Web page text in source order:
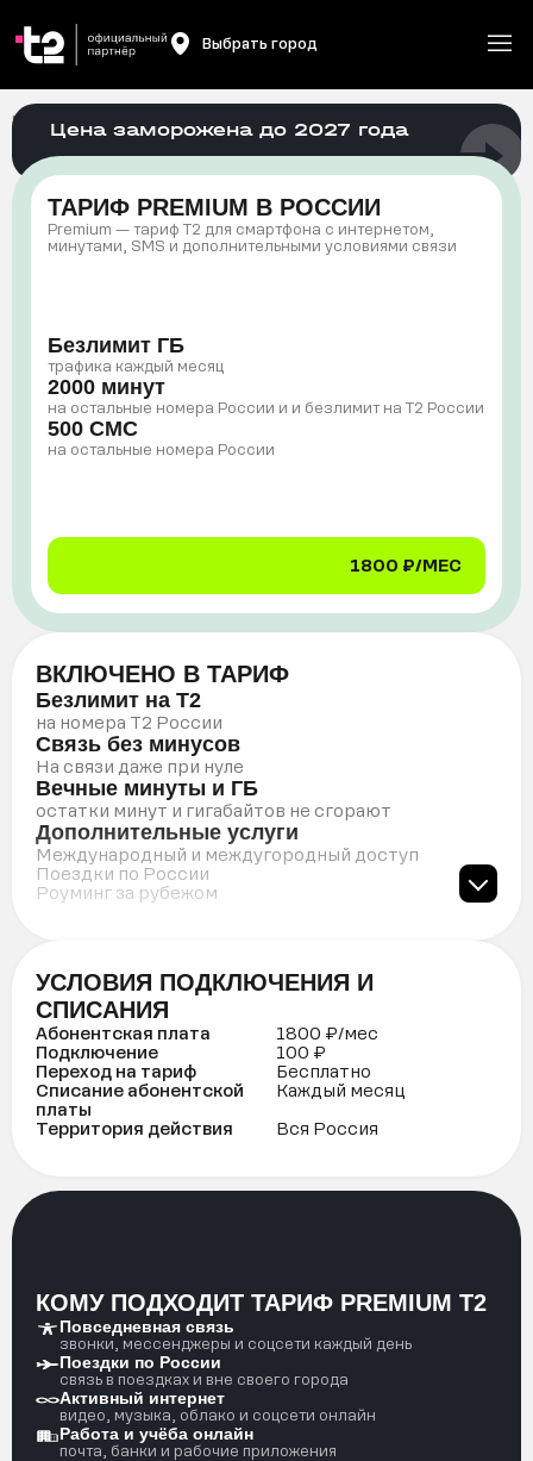
Выбрать город
ГлавнаяЦена заморожена до 2027 года
ТАРИФ PREMIUM В РОССИИ
Premium — тариф Т2 для смартфона с интернетом,
минутами, SMS и дополнительными условиями связи
Безлимит ГБ
трафика каждый месяц
2000 минут
на остальные номера России и и безлимит на T2 России
500 СМС
на остальные номера России
1800 ₽/МЕС
ВКЛЮЧЕНО В ТАРИФ
Безлимит на Т2
на номера Т2 России
Связь без минусов
На связи даже при нуле
Вечные минуты и ГБ
остатки минут и гигабайтов не сгорают
Дополнительные услуги
Международный и междугородный доступ
Поездки по России
Роуминг за рубежом
УСЛОВИЯ ПОДКЛЮЧЕНИЯ И
СПИСАНИЯ
Абонентская плата
1800 ₽/мес
Подключение
100 ₽
Переход на тариф
Бесплатно
Списание абонентской
платы
Каждый месяц
Территория действия
Вся Россия
КОМУ ПОДХОДИТ ТАРИФ PREMIUM Т2
Повседневная связь
звонки, мессенджеры и соцсети каждый день
Поездки по России
связь в поездках и вне своего города
Активный интернет
видео, музыка, облако и соцсети онлайн
Работа и учёба онлайн
почта, банки и рабочие приложения